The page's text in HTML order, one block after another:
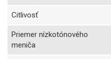
Citlivosť
Priemer nízkotónového
meniča